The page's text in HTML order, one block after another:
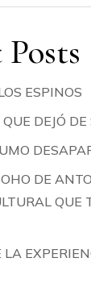
ESPINOS
DEJÓ
DE
QUE
LA